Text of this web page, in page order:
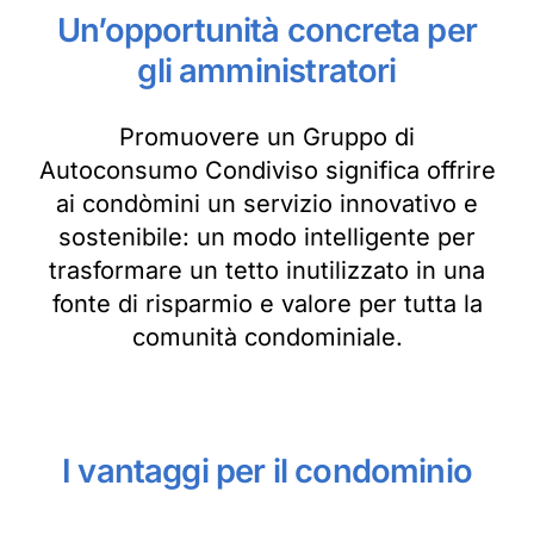
Un’opportunità concreta per
gli amministratori
Promuovere un Gruppo di
Autoconsumo Condiviso significa offrire
ai condòmini un servizio innovativo e
sostenibile: un modo intelligente per
trasformare un tetto inutilizzato in una
fonte di risparmio e valore per tutta la
comunità condominiale.
I vantaggi per il condominio